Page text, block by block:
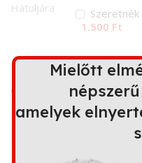
Hátuljára
1.500 Ft
Ez a minta
elérhető
Mielőtt
amelyek